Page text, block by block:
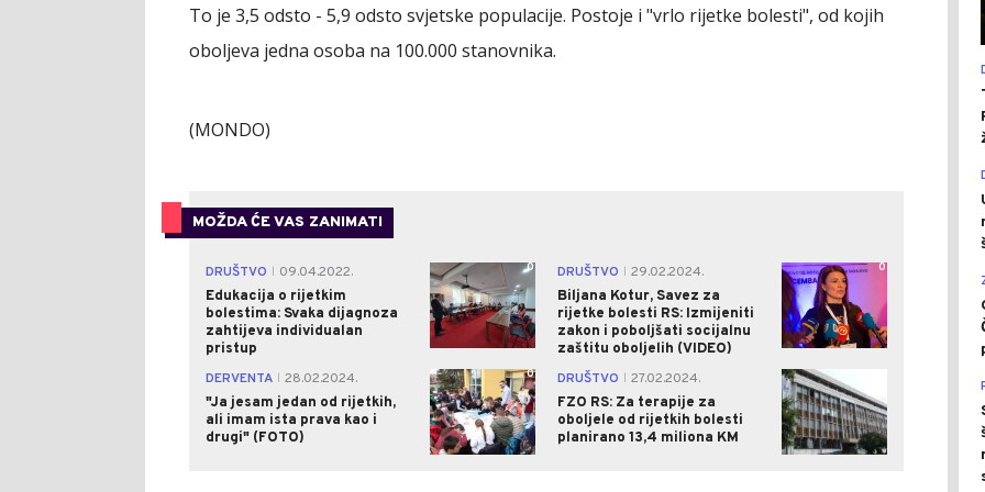
To je 3,5 odsto - 5,9 odsto svjetske populacije. Postoje i "vrlo rijetke bolesti", od kojih
oboljeva jedna osoba na 100.000 stanovnika.
(MONDO)
MOŽDA ĆE VAS ZANIMATI
DRUŠTVO
09.04.2022.
Edukacija o rijetkim
bolestima: Svaka dijagnoza
zahtijeva individualan
pristup
0 DRUŠTVO
29.02.2024.
Biljana Kotur, Savez za
rijetke bolesti RS: Izmijeniti
zakon i poboljšati socijalnu
zaštitu oboljelih (VIDEO)
0
DERVENTA
28.02.2024.
"Ja jesam jedan od rijetkih,
ali imam ista prava kao i
drugi" (FOTO)
0 DRUŠTVO
27.02.2024.
FZO RS: Za terapije za
oboljele od rijetkih bolesti
planirano 13,4 miliona KM